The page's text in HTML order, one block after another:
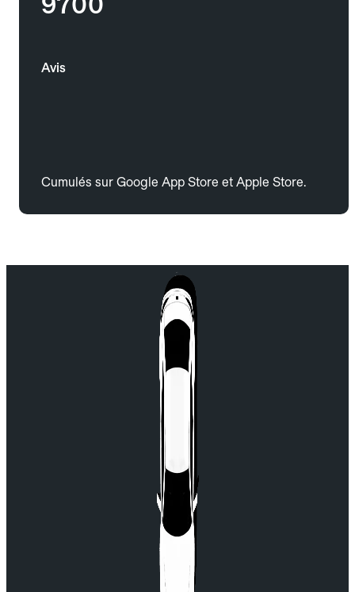
Avis
Cumulés sur Google App Store et Apple Store.